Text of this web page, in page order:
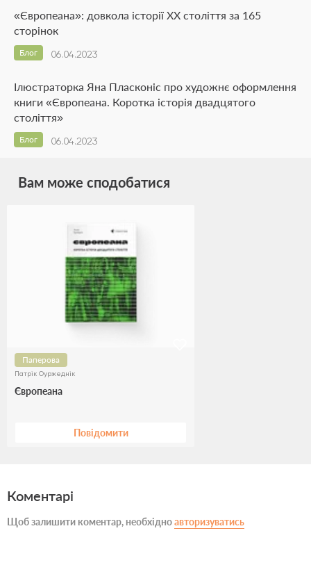
«Європеана»: довкола історії XX століття за 165
сторінок
06.04.2023
Блог
Ілюстраторка Яна Пласконіс про художнє оформлення
книги «Європеана. Коротка історія двадцятого
століття»
06.04.2023
Блог
Вам може сподобатися
Паперова
Патрік Оуржеднік
Європеана
Повідомити
Коментарі
Щоб залишити коментар, необхідноавторизуватись